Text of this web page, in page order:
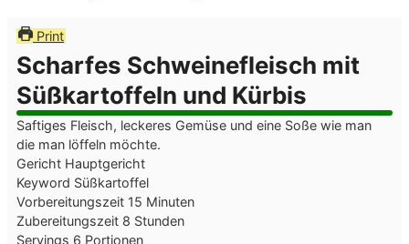
Print
Scharfes Schweinefleisch mit
Süßkartoffeln und Kürbis
Saftiges Fleisch, leckeres Gemüse und eine Soße wie man
die man löffeln möchte.
Gericht Hauptgericht
Keyword Süßkartoffel
Vorbereitungszeit 15 Minuten
Minuten
Zubereitungszeit 8 Stunden
Stunden
Servings 6 Portionen